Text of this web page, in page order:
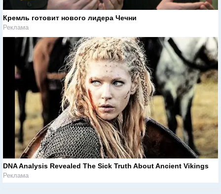
Кремль готовит нового лидера Чечни
Реклама
DNA Analysis Revealed The Sick Truth About Ancient Vikings
Реклама